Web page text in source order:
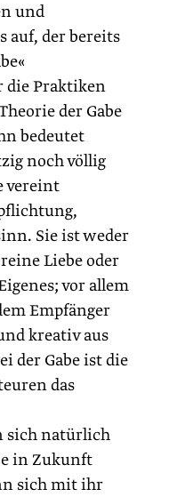
und
auf, der bereits
die Praktiken
der Gabe
bedeutet
noch völlig
vereint
Sie ist weder
Liebe oder
vor allem
Empfänger
kreativ aus
der Gabe ist die
das
sich natürlich
in Zukunft
sich mit ihr